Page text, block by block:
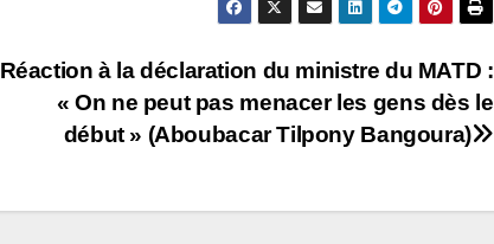
Réaction à la déclaration du ministre du MATD :
« On ne peut pas menacer les gens dès le
début » (Aboubacar Tilpony Bangoura)